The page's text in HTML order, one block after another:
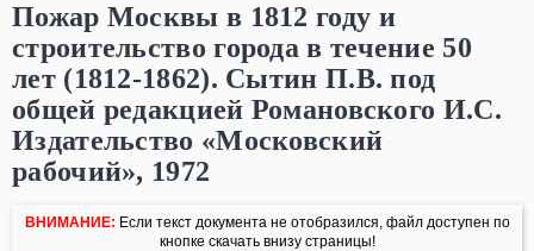
Пожар Москвы в 1812 году и
строительство города в течение 50
лет (1812-1862). Сытин П.В. под
общей редакцией Романовского И.С.
Издательство «Московский
рабочий», 1972
ВНИМАНИЕ: Если текст документа не отобразился, файл доступен по
кнопке скачать внизу страницы!